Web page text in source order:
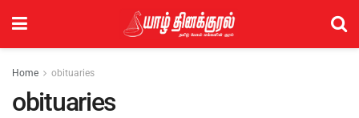
Home obituaries
obituaries